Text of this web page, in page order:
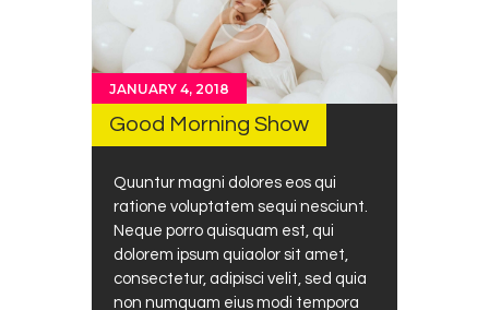
JANUARY 4, 2018
Good Morning Show
Quuntur magni dolores eos qui
ratione voluptatem sequi nesciunt.
Neque porro quisquam est, qui
dolorem ipsum quiaolor sit amet,
consectetur, adipisci velit, sed quia
non numquam eius modi tempora